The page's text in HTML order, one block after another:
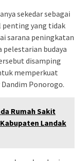
sekedar sebagai
penting yang tidak
sarana peningkatan
budaya
disamping
memperkuat
Ponorogo.
Rumah Sakit
Landak